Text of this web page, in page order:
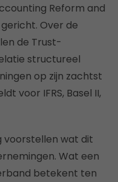
Reform and
Over de
de Trust-
structureel
op zijn zachtst
voor IFRS, Basel II,
voorstellen wat dit
Wat een
betekent ten